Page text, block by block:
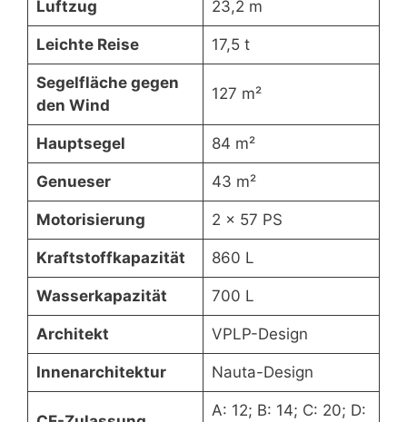
Luftzug 23,2 m
Leichte Reise 17,5 t
Segelfläche gegen
den Wind
127 m²
Hauptsegel 84 m²
Genueser 43 m²
Motorisierung 2 x 57 PS
Kraftstoffkapazität 860 L
Wasserkapazität 700 L
Architekt VPLP-Design
Innenarchitektur Nauta-Design
A: 12; B: 14; C: 20; D: